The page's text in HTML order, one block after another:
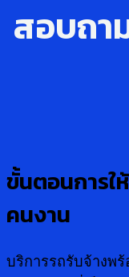
สอบถา
ขั้นตอนการใ
คนงาน
บริการรถรับจ้างพ